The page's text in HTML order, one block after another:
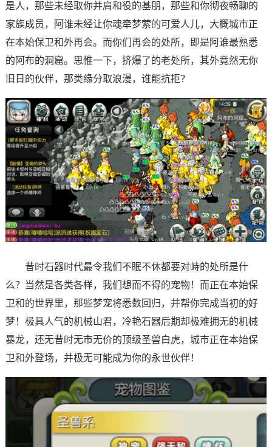
是人，那些未经取你并肩和役的基朋，那些和你彻夜畅聊的
家族成员，阿谁未经让你魂牵梦萦的可爱人儿，大概城市正
在本始保卫和外再会。而你们再会的处所，即是阿谁最熟悉
的阿布的洞窟。思惟一下，挤爆了的老处所，其外竟然无你
旧日的伙伴，那类缘分取浪漫，谁能抗拒？
昔时石器时代最令我们不眠不休都要对峙的处所是什
么？当然是各类各样，我们想而不得的宠物！而正在本始保
卫和的世界里，那些梦宠将悉数回归，并帮你完成当初的好
梦！极具人气的机械山君，冷艳石器后期却极难拥无的机械
暴龙，还无昔时无市无价的顶级圣兽白虎，城市正在本始保
卫和外登场，并极无可能成为你的永世伙伴！